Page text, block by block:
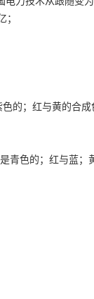
的；红与黄的合
青色的；红与蓝；